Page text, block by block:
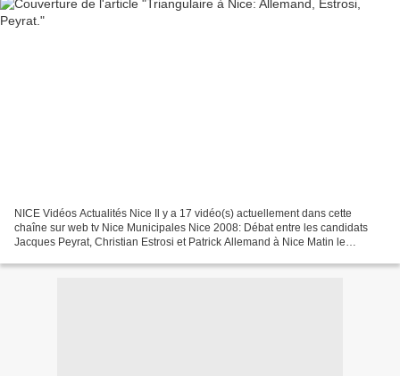
NICE Vidéos Actualités Nice Il y a 17 vidéo(s) actuellement dans cette
chaîne sur web tv Nice Municipales Nice 2008: Débat entre les candidats
Jacques Peyrat, Christian Estrosi et Patrick Allemand à Nice Matin le